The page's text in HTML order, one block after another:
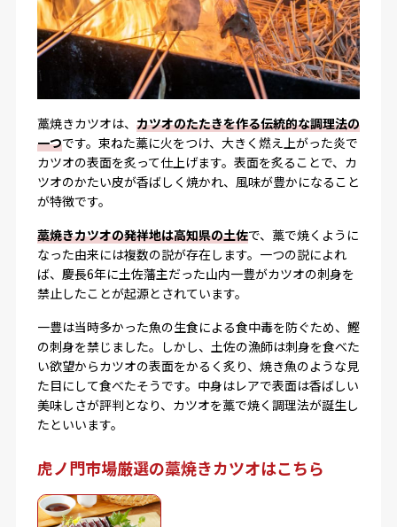
藁焼きカツオは、 カツオのたたきを作る伝統的な調理法の
一つです。束ねた藁に火をつけ、大きく燃え上がった炎で
カツオの表面を炙って仕上げます。表面を炙ることで、カ
ツオのかたい皮が香ばしく焼かれ、風味が豊かになること
が特徴です。
藁焼きカツオの発祥地は高知県の土佐で、藁で焼くように
なった由来には複数の説が存在します。一つの説によれ
ば、慶長6年に土佐藩主だった山内一豊がカツオの刺身を
禁止したことが起源とされています。
一豊は当時多かった魚の生食による食中毒を防ぐため、鰹
の刺身を禁じました。しかし、土佐の漁師は刺身を食べた
い欲望からカツオの表面をかるく炙り、焼き魚のような見
た目にして食べたそうです。中身はレアで表面は香ばしい
美味しさが評判となり、カツオを藁で焼く調理法が誕生し
たといいます。
虎ノ門市場厳選の藁焼きカツオはこちら